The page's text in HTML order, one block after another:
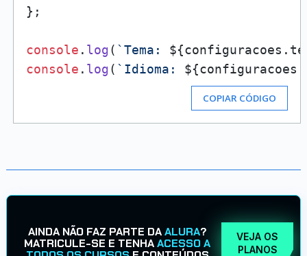
};
console . log( `Tema:
console . log( `Idioma: ${configuracoes[
COPIAR CÓDIGO
AINDA NÃO FAZ PARTE DAALURA?
MATRICULE-SE E TENHAACESSO A
VEJA OS
PLANOS